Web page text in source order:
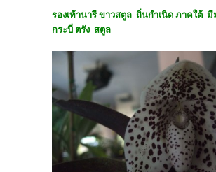
รองเท้านารี ขาวสตูล ถิ่นกำเนิด ภาคใต้
กระบี่ ตรัง สตูล